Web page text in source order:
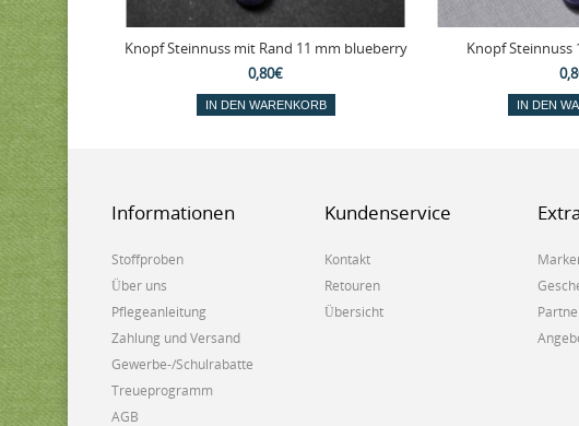
Knopf Steinnuss mit Rand 11 mm blueberry
0,80€
IN DEN WARENKORB
Knopf
IN DEN
Informationen
Stoffproben
Über uns
Pflegeanleitung
Zahlung und Versand
Gewerbe-/Schulrabatte
Treueprogramm
AGB
Kundenservice
Kontakt
Retouren
Übersicht